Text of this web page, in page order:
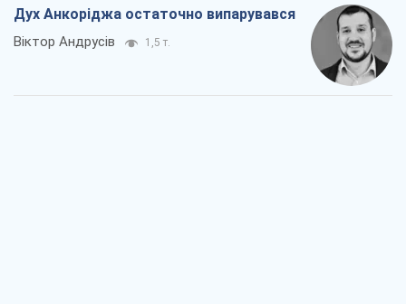
Дух Анкоріджа остаточно випарувався
Віктор Андрусів 1,5 т.